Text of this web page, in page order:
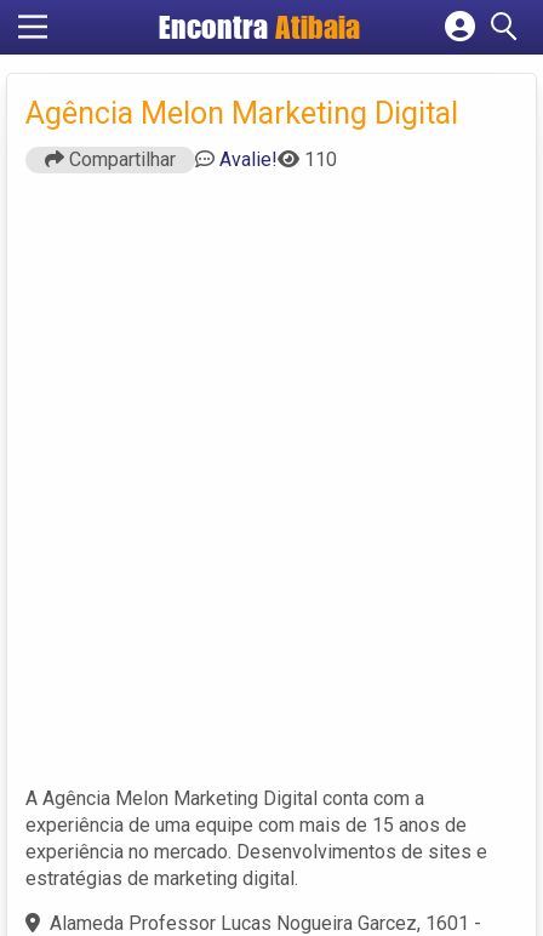
Encontra Atibaia
Cadastrar empresa
Criar conta
Agência Melon Marketing Digital
Compartilhar Avalie! 110
A Agência Melon Marketing Digital conta com a
experiência de uma equipe com mais de 15 anos de
experiência no mercado. Desenvolvimentos de sites e
estratégias de marketing digital.
Alameda Professor Lucas Nogueira Garcez, 1601 -